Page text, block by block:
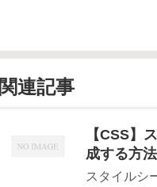
関連記事
【CSS】
成する方法
スタイルシ